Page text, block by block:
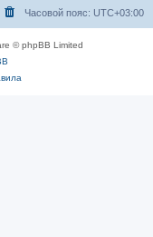
Часовой пояс: UTC+03:00
© phpBB Limited